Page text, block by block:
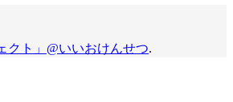
クト」@いいおけんせつ.